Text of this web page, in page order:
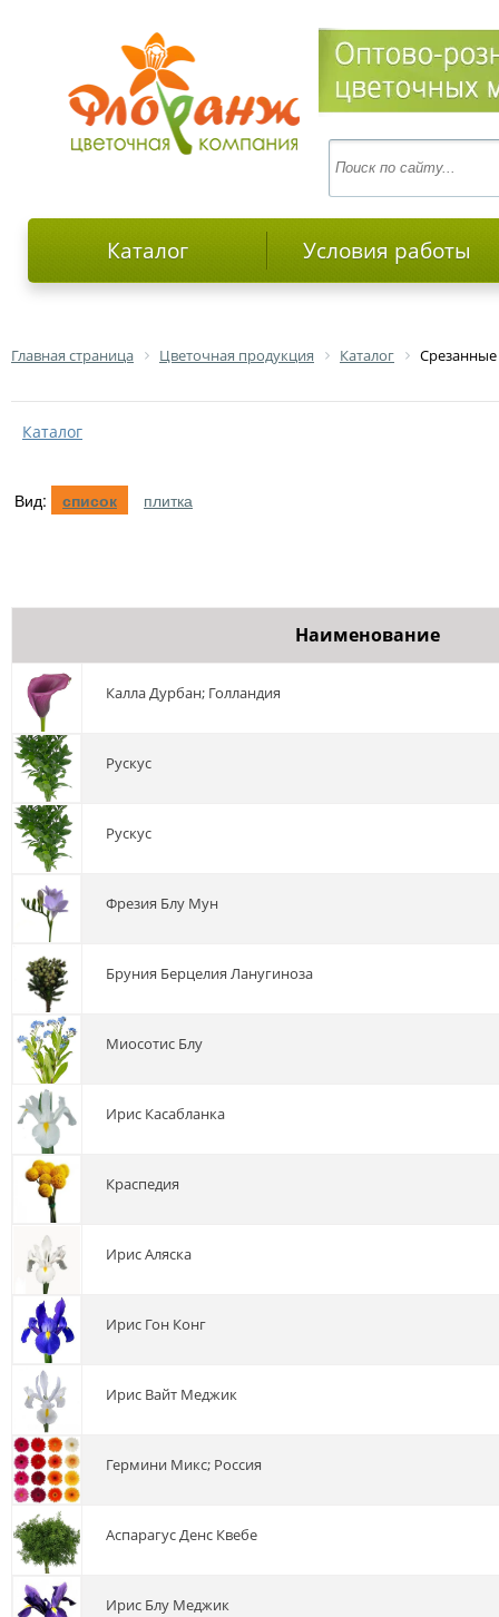
Каталог Условия работы
Главная страница Цветочная продукция Каталог
Каталог
Вид: список плитка
Наименование
калла Дурбан; Голландия
Рускус
рускус
фрезия Блу Мун
бруния Берцелия Ланугиноза
миосотис Блу
ирис Касабланка
краспедия
ирис Аляска
ирис Гон Конг
ирис Вайт Меджик
гермини Микс; Россия
аспарагус Денс Квебе
ирис Блу Меджик